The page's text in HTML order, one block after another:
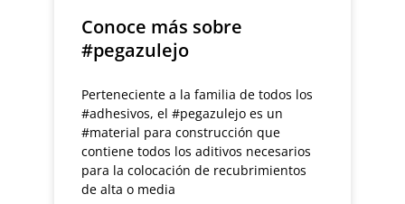
Conoce más sobre
#pegazulejo
Perteneciente a la familia de todos los
#adhesivos, el #pegazulejo es un
#material para construcción que
contiene todos los aditivos necesarios
para la colocación de recubrimientos
de alta o media